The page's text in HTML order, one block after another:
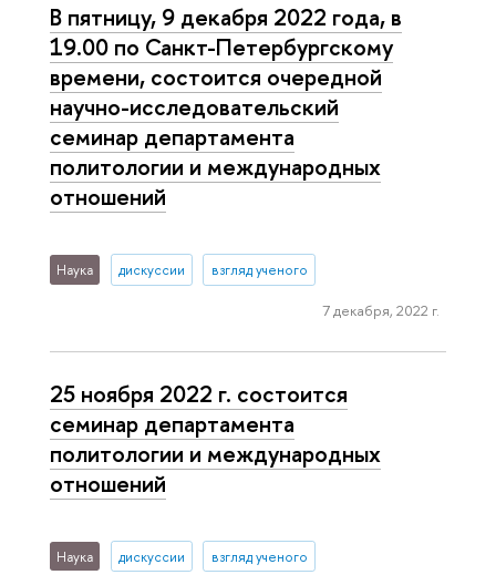
В пятницу, 9 декабря 2022 года, в
19.00 по Санкт-Петербургскому
времени, состоится очередной
научно-исследовательский
семинар департамента
политологии и международных
отношений
Наука дискуссии взгляд ученого
7 декабря, 2022 г.
25 ноября 2022 г. состоится
семинар департамента
политологии и международных
отношений
Наука дискуссии взгляд ученого